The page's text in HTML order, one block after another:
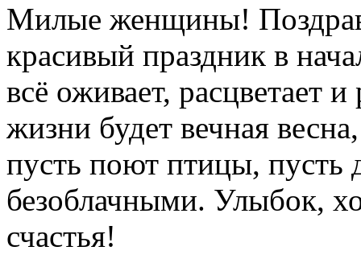
Милые женщины!
красивый праздник в
всё оживает, расцветает
жизни будет вечная
пусть поют птицы, пусть
безоблачными. Улыбок,
счастья!